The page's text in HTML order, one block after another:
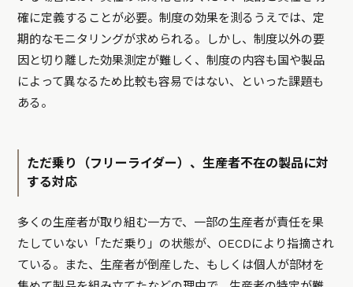
確に定義することが必要。制度の効果を測るうえでは、定
期的なモニタリングが求められる。しかし、制度以外の要
因と切り離した効果測定が難しく、制度の内容も国や製品
によって異なるため比較も容易ではない、といった課題も
ある。
ただ乗り（フリーライダー）、生産者不在の製品に対
する対応
多くの生産者が取り組む一方で、一部の生産者が責任を果
たしていない「ただ乗り」の状態が、OECDにより指摘され
ている。また、生産者が倒産した、もしくは個人が部材を